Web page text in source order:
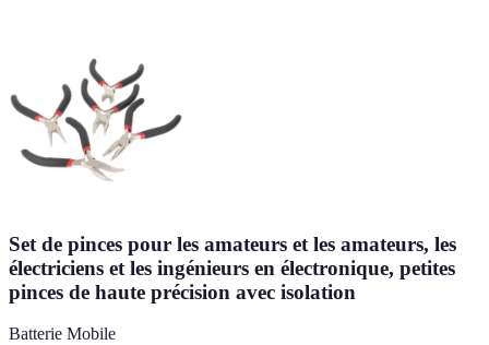
Set de pinces pour les amateurs et les amateurs, les
électriciens et les ingénieurs en électronique, petites
pinces de haute précision avec isolation
Batterie Mobile